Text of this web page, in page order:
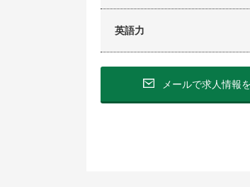
英語力
メールで求人情報